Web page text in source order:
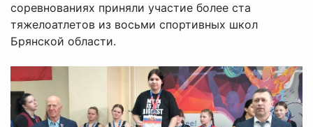
соревнованиях приняли участие более ста
тяжелоатлетов из восьми спортивных школ
Брянской области.